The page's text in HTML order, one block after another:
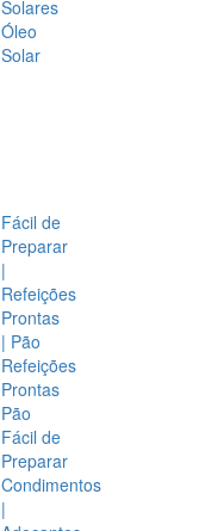
Solares
Óleo
Solar
Fácil de
Preparar
|
Refeições
Prontas
| Pão
Refeições
Prontas
Pão
Fácil de
Preparar
Condimentos
|